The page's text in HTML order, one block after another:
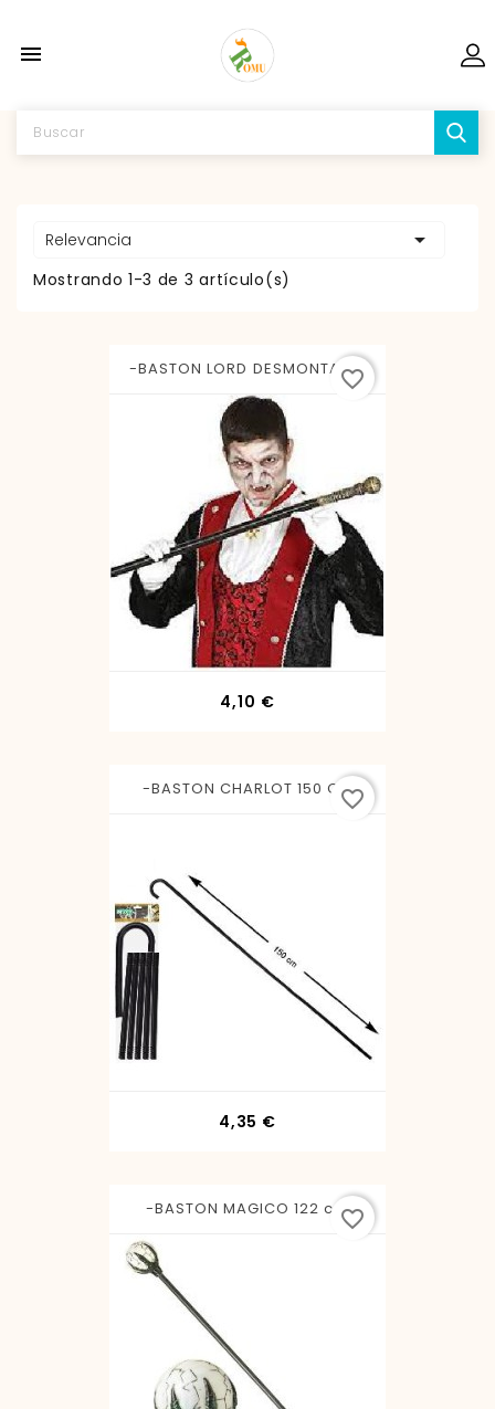

Relevancia 
Mostrando 1-3 de 3 artículo(s)
-BASTON LORD DESMONTABLE
4,10 €Precio
favorite_border
-BASTON CHARLOT 150 CM
4,35 €
favorite_border
-BASTON MAGICO 122 cmfavorite_border